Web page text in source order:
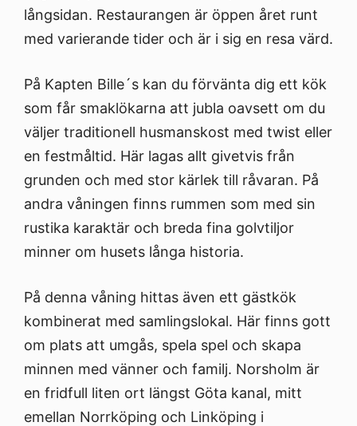
långsidan. Restaurangen är öppen året runt
med varierande tider och är i sig en resa värd.
På Kapten Bille´s kan du förvänta dig ett kök
som får smaklökarna att jubla oavsett om du
väljer traditionell husmanskost med twist eller
en festmåltid. Här lagas allt givetvis från
grunden och med stor kärlek till råvaran. På
andra våningen finns rummen som med sin
rustika karaktär och breda fina golvtiljor
minner om husets långa historia.
På denna våning hittas även ett gästkök
kombinerat med samlingslokal. Här finns gott
om plats att umgås, spela spel och skapa
minnen med vänner och familj. Norsholm är
en fridfull liten ort längst Göta kanal, mitt
emellan Norrköping och Linköping i